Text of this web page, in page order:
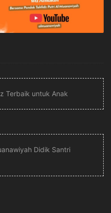
Terbaik untuk Anak
Didik Santri